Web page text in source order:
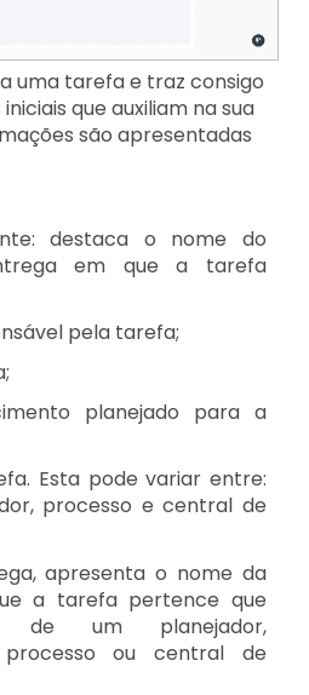
uma tarefa e traz consigo
que auxiliam na sua
são apresentadas
destaca o nome do
em que a tarefa
pela tarefa;
planejado para a
Esta pode variar entre:
processo e central de
apresenta o nome da
a tarefa pertence que
de um planejador,
processo ou central de